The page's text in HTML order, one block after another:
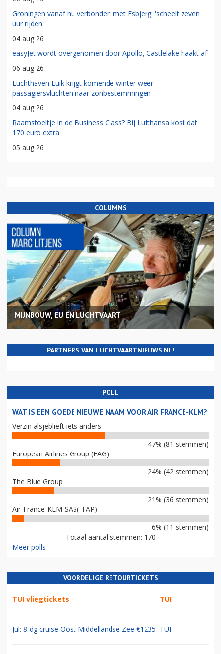
Groningen vanaf nu verbonden met Esbjerg: 'scheelt zeven
uur rijden'
04 aug 26
easyJet wordt overgenomen door Apollo, Castlelake haakt af
06 aug 26
Luchthaven Luik krijgt komende winter weer
passagiersvluchten naar zonbestemmingen
04 aug 26
Raamstoeltje in de Business Class? Bij Lufthansa kost dat
170 euro extra
05 aug 26
COLUMNS
MIJNBOUW, EU EN LUCHTVAART
PARTNERS VAN LUCHTVAARTNIEUWS.NL!
POLL
WAT IS EEN GOEDE NIEUWE NAAM VOOR AIR FRANCE-KLM?
Verzin alsjeblieft iets anders
47% (81 stemmen)
European Airlines Group (EAG)
24% (42 stemmen)
The Blue Group
21% (36 stemmen)
Air-France-KLM-SAS(-TAP)
6% (11 stemmen)
Totaal aantal stemmen: 170
Meer polls
VOORDELIGE RETOURTICKETS
TUI vliegtickets TUI
Jul: 8-dg cruise Oost Middellandse Zee €1235 TUI